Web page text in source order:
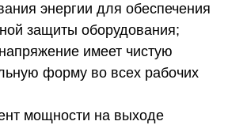
энергии для обеспечения
защиты оборудования;
имеет чистую
форму во всех рабочих
мощности на выходе